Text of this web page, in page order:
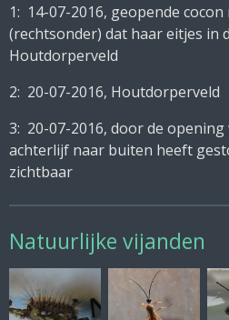
1: 14-07-2016, geopende
(rechtsonder) dat haar eitjes in
Houtdorperveld
2: 20-07-2016, Houtdorperveld
3: 20-07-2016, door de
achterlijf naar buiten heeft
zichtbaar
Natuurlijke vijanden